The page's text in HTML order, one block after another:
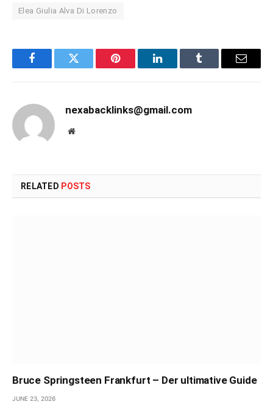
Elea Giulia Alva Di Lorenzo
FacebookTwitter Pinterest LinkedInTumblr Email
nexabacklinks@gmail.com
Website
RELATED POSTS
Bruce Springsteen Frankfurt – Der ultimative Guide
JUNE 23, 2026